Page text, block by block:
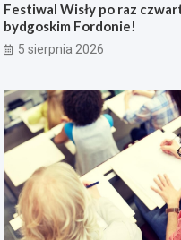
Festiwal Wisły po raz
bydgoskim Fordonie!
5 sierpnia 2026